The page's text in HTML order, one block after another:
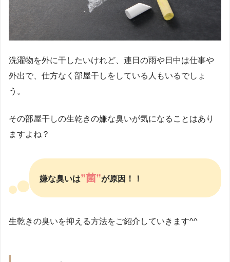
洗濯物を外に干したいけれど、連日の雨や日中は仕事や
外出で、仕方なく部屋干しをしている人もいるでしょ
う。
その部屋干しの生乾きの嫌な臭いが気になることはあり
ますよね？
嫌な臭いは”菌”が原因！！
生乾きの臭いを抑える方法をご紹介していきます^^